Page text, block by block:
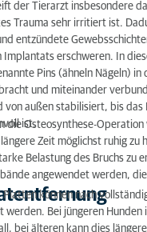
der Tierarzt insbesondere
Trauma sehr irritiert ist.
entzündete
Implantats erschweren. In
Pins (ähneln Nägeln) in
und miteinander
von außen stabilisiert, bis das
ist.
die Osteosynthese-
längere Zeit möglichst ruhig zu
Belastung des Bruchs zu
angewendet werden,
Platten können nach
werden. Bei jüngeren Hunden
bei älteren kann dies